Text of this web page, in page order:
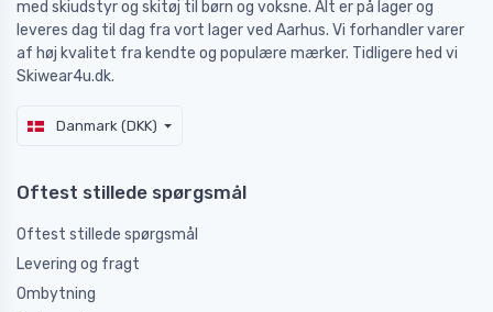
med skiudstyr og skitøj til børn og voksne. Alt er på lager og
leveres dag til dag fra vort lager ved Aarhus. Vi forhandler varer
af høj kvalitet fra kendte og populære mærker. Tidligere hed vi
Skiwear4u.dk.
Danmark (DKK)
Oftest stillede spørgsmål
Oftest stillede spørgsmål
Levering og fragt
Ombytning